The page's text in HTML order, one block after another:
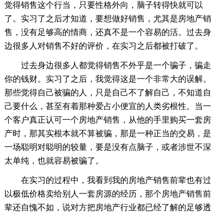
觉得销售这个行当，只要性格外向，脑子转得快就可以
了。实习了之后才知道，要想做好销售，尤其是房地产销
售，没有足够高的情商，还真不是一个容易的活。过去身
边很多人对销售不好的评价，在实习之后都被打破了。
过去身边很多人都觉得销售不外乎是一个骗子，骗走
你的钱财。实习了之后，我觉得这是一个非常大的误解。
那些觉得自己被骗的人，只是自己不了解自己，不知道自
己要什么，甚至有着那种爱占小便宜的人类劣根性。当一
个客户真正认可一个房地产销售，从他的手里购买一套房
产时，那其实根本就不算被骗，那是一种正当的交易，是
一场聪明对聪明的较量，要是没有点脑子，或者涉世不深
太单纯，也就容易被骗了。
在实习的过程中，我看到我的房地产销售前辈也有过
以极低价格卖给别人一套房源的经历，那个房地产销售前
辈还自愧不如，说对方把房地产行业都已经了解的足够透